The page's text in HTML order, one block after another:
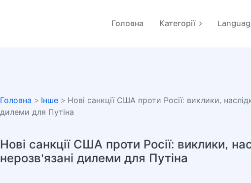
Головна Категорії
Головна > Інше > Нові санкції США проти Росії: виклики,
дилеми для Путіна
Нові санкції США проти Росії: виклики,
нерозв'язані дилеми для Путіна